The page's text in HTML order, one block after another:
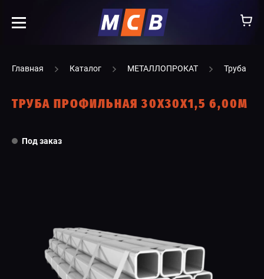
УСЛУГИ
КОНТАКТЫ
Главная Каталог МЕТАЛЛОПРОКАТ Труба
ТРУБА ПРОФИЛЬНАЯ 30Х30Х1,5 6,00М
Под заказ